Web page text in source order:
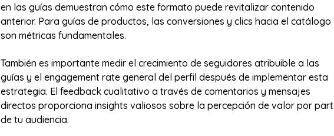
en las guías demuestran cómo este formato puede revitalizar contenido
anterior. Para guías de productos, las conversiones y clics hacia el catálogo
son métricas fundamentales.
También es importante medir el crecimiento de seguidores atribuible a las
guías y el engagement rate general del perfil después de implementar esta
estrategia. El feedback cualitativo a través de comentarios y mensajes
directos proporciona insights valiosos sobre la percepción de valor por
de tu audiencia.